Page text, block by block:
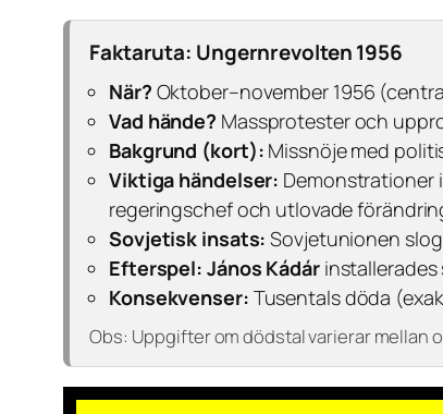
Faktaruta: Ungernrevolten 1956
När? Oktober–november 1956
Vad hände? Massprotester och
Bakgrund (kort): Missnöje med
Viktiga händelser: Demonstrationer
regeringschef och utlovade
Sovjetisk insats: Sovjetunionen
Efterspel: János Kádárinstallerades
Konsekvenser: Tusentals döda
Obs: Uppgifter om dödstal varierar mellan